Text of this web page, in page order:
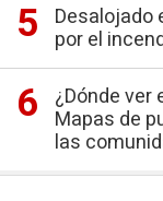
Desalojado
por el
¿Dónde ver
Mapas de
las